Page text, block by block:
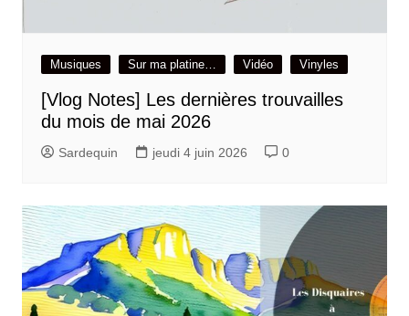
Musiques Sur ma platine… Vidéo Vinyles
[Vlog Notes] Les dernières trouvailles
du mois de mai 2026
Sardequin jeudi 4 juin 2026 0